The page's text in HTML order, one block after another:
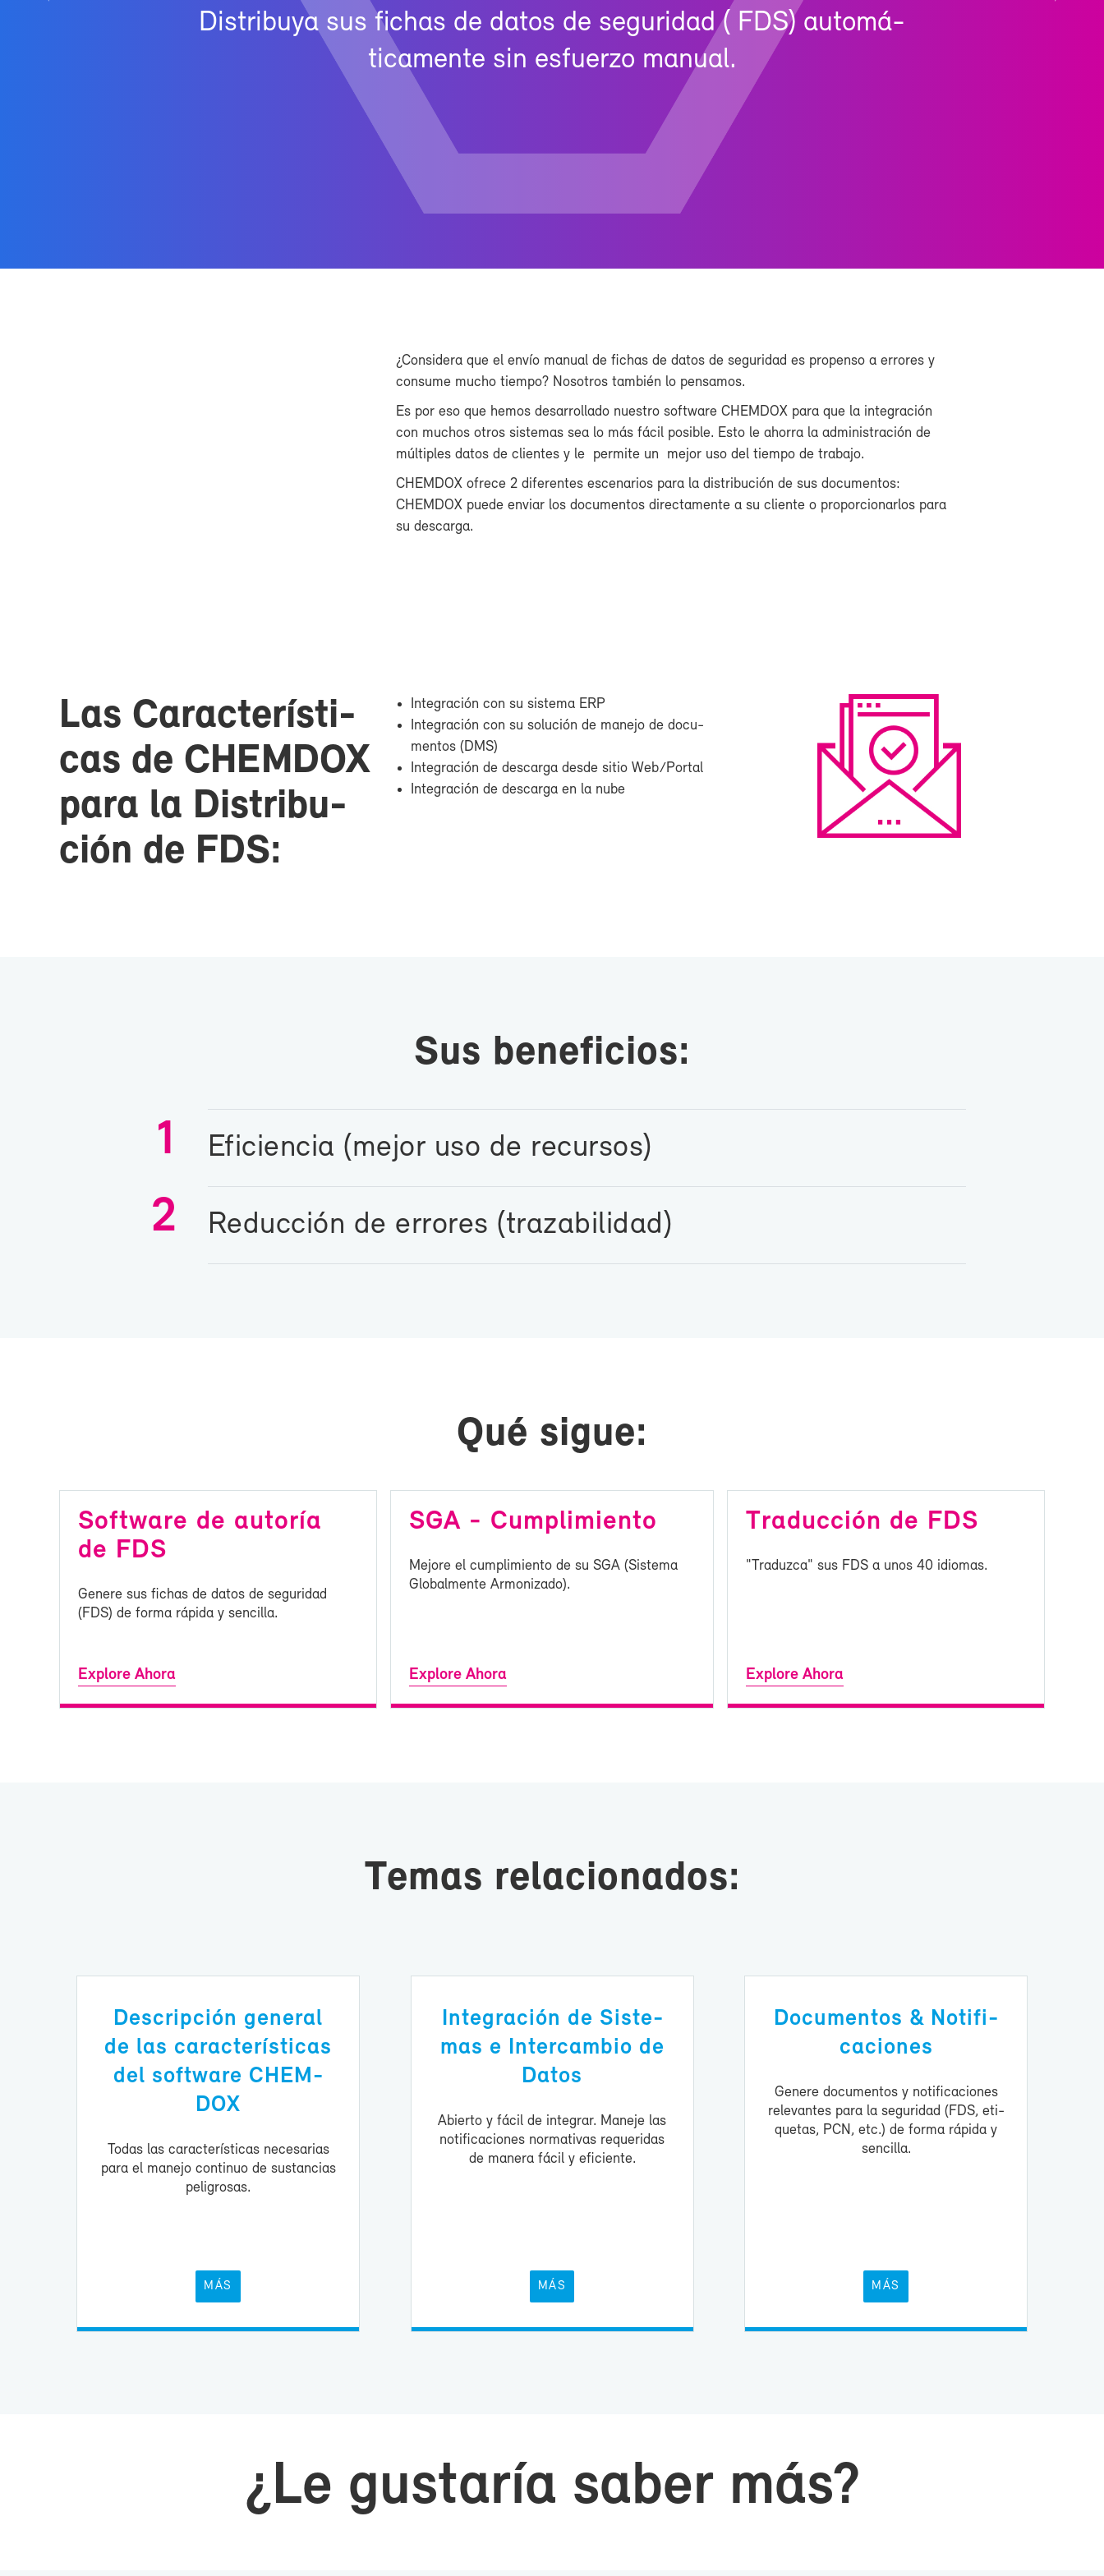
Dis­tri­bu­ya sus fi­chas de da­tos de se­gu­ri­dad ( FDS) au­to­má­
ti­ca­men­te sin es­fuer­zo ma­nual.
¿Con­si­de­ra que el en­vío ma­nual de fi­chas de da­tos de se­gu­ri­dad es pro­pen­so a erro­res y
con­su­me mu­cho tiem­po? No­so­tros tam­bién lo pen­sa­mos.
Es por eso que he­mos de­sa­rro­lla­do nues­tro soft­wa­re CHEM­DOX pa­ra que la in­te­gra­ción
con mu­chos otros sis­te­mas sea lo más fá­cil po­si­ble. Es­to le aho­rra la ad­mi­nis­tra­ción de
múl­ti­ples da­tos de clien­tes y le per­mi­te un me­jor uso del tiem­po de tra­ba­jo.
CHEM­DOX ofre­ce 2 di­fe­ren­tes es­ce­na­rios pa­ra la dis­tri­bu­ción de sus do­cu­men­tos:
CHEM­DOX pue­de en­viar los do­cu­men­tos di­rec­ta­men­te a su clien­te o pro­por­cio­nar­los pa­ra
su des­car­ga.
Las Ca­rac­te­rís­ti­
cas de CHEM­DOX
pa­ra la Dis­tri­bu­
ción de FDS:
In­te­gra­ción con su sis­te­ma ERP
In­te­gra­ción con su so­lu­ción de ma­ne­jo de do­cu­
men­tos (DMS)
In­te­gra­ción de des­car­ga des­de si­tio Web/Por­tal
In­te­gra­ción de des­car­ga en la nu­be
Sus be­ne­fi­cios:
1 Efi­cien­cia (me­jor uso de re­cur­sos)
2 Re­duc­ción de erro­res (tra­za­bi­li­dad)
Qué si­gue:
Soft­wa­re de au­to­ría
de FDS
Ge­ne­re sus fi­chas de da­tos de se­gu­ri­dad
(FDS) de for­ma rá­pi­da y sen­ci­lla.
Ex­plo­re Aho­ra
SGA - Cum­pli­mien­to
Me­jo­re el cum­pli­mien­to de su SGA (Sis­te­ma
Glo­bal­men­te Ar­mo­ni­za­do).
Ex­plo­re Aho­ra
Tra­duc­ción de FDS
"Tra­duz­ca" sus FDS a unos 40 idio­mas.
Ex­plo­re Aho­ra
Te­mas re­la­cio­na­dos:
Des­crip­ción ge­ne­ral
de las ca­rac­te­rís­ti­cas
del soft­wa­re CHEM­
DOX
To­das las ca­rac­te­rís­ti­cas ne­ce­sa­rias
pa­ra el ma­ne­jo con­ti­nuo de sus­tan­cias
pe­li­gro­sas.
MÁS
In­te­gra­ción de Sis­te­
mas e In­ter­cam­bio de
Da­tos
Abier­to y fá­cil de in­te­grar. Ma­ne­je las
no­ti­fi­ca­cio­nes nor­ma­ti­vas re­que­ri­das
de ma­ne­ra fá­cil y efi­cien­te.
MÁS
Do­cu­men­tos & No­ti­fi­
ca­cio­nes
Ge­ne­re do­cu­men­tos y no­ti­fi­ca­cio­nes
re­le­van­tes pa­ra la se­gu­ri­dad (FDS, eti­
que­tas, PCN, etc.) de for­ma rá­pi­da y
sen­ci­lla.
MÁS
¿Le gus­ta­ría sa­ber más?